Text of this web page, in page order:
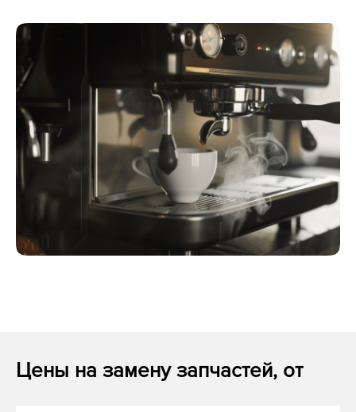
Цены на замену запчастей, от